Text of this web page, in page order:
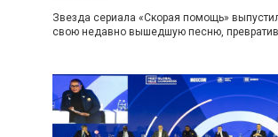
Звезда сериала «Скорая помощь»
свою недавно вышедшую песню, превратив